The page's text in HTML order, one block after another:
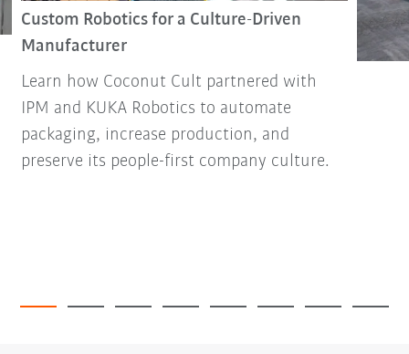
Custom Robotics for a Culture-Driven
Manufacturer
Learn how Coconut Cult partnered with
IPM and KUKA Robotics to automate
packaging, increase production, and
preserve its people-first company culture.